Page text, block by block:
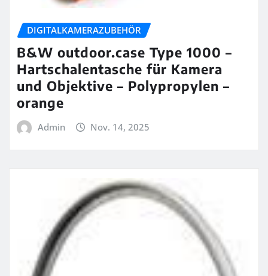
DIGITALKAMERAZUBEHÖR
B&W outdoor.case Type 1000 –
Hartschalentasche für Kamera
und Objektive – Polypropylen –
orange
Admin Nov. 14, 2025